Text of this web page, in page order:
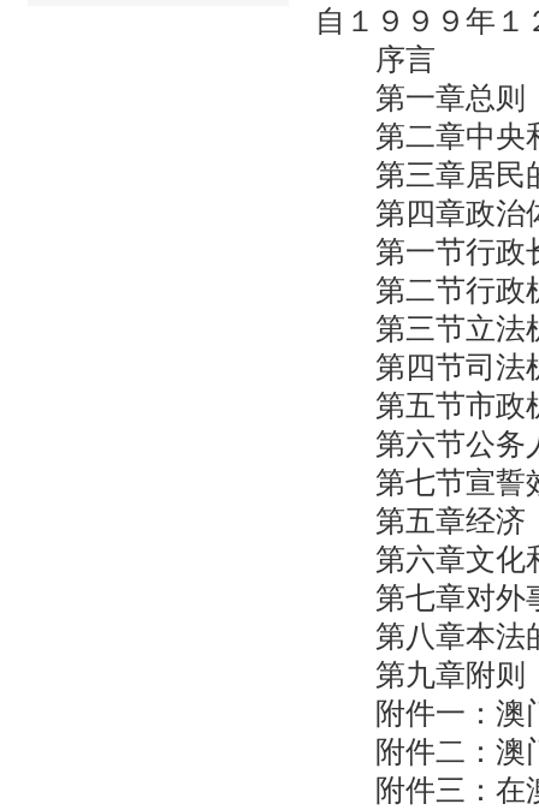
自１９９９年１
序言
第一章总则
第二章中央
第三章居民
第四章政治
第一节行政
第二节行政
第三节立法
第四节司法
第五节市政
第六节公务
第七节宣誓
第五章经济
第六章文化
第七章对外
第八章本法
第九章附则
附件一：澳门
附件二：澳门
附件三：在澳